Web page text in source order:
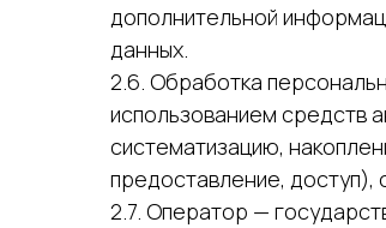
дополнительной
данных.
2.6. Обработка
использованием средств
систематизацию,
предоставление, доступ),
2.7. Оператор —